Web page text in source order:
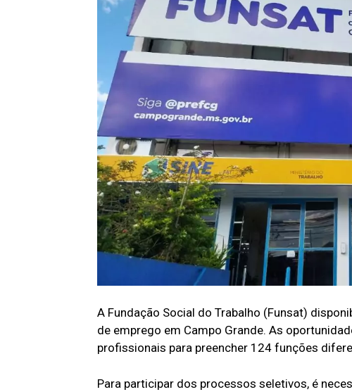
A Fundação Social do Trabalho (Funsat)
de emprego em Campo Grande. As
profissionais para preencher 124 funções
Para participar dos processos seletivos, é